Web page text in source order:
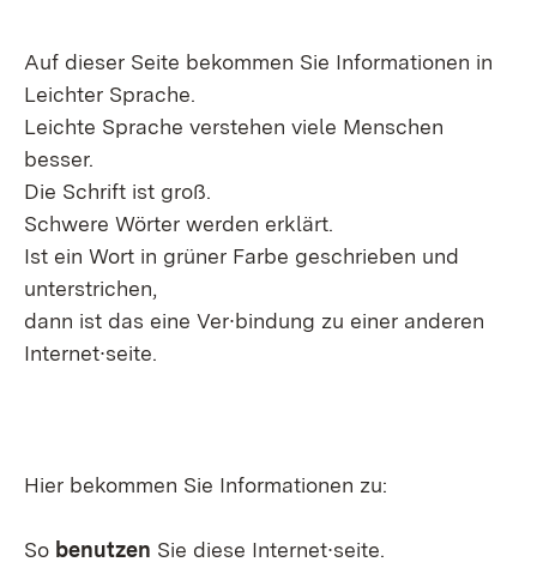
Auf dieser Seite bekommen Sie Informationen in
Leichter Sprache.
Leichte Sprache verstehen viele Menschen
besser.
Die Schrift ist groß.
Schwere Wörter werden erklärt.
Ist ein Wort in grüner Farbe geschrieben und
unterstrichen,
dann ist das eine Ver∙bindung zu einer anderen
Internet∙seite.
Hier bekommen Sie Informationen zu:
So benutzen Sie diese Internet∙seite.